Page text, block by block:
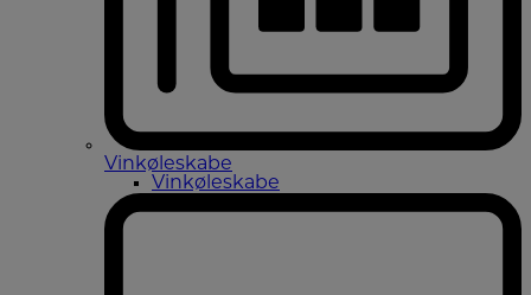
Vinkøleskabe
Vinkøleskabe